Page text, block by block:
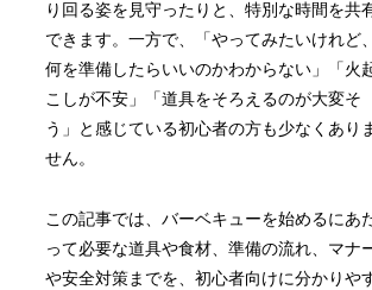
り回る姿を見守ったりと、特別な時間を共
できます。一方で、「やってみたいけれど、
何を準備したらいいのかわからない」「火
こしが不安」「道具をそろえるのが大変そ
う」と感じている初心者の方も少なくあり
せん。
この記事では、バーベキューを始めるにあ
って必要な道具や食材、準備の流れ、マナ
や安全対策までを、初心者向けに分かりや